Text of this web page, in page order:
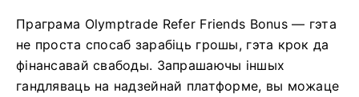
Праграма Olymptrade Refer Friends Bonus — гэта
не проста спосаб зарабіць грошы, гэта крок да
фінансавай свабоды. Запрашаючы іншых
гандляваць на надзейнай платформе, вы можаце